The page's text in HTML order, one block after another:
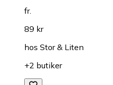
fr.
89 kr
hos Stor & Liten
+2 butiker